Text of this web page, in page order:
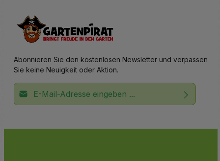
Abonnieren Sie den kostenlosen Newsletter und verpassen
Sie keine Neuigkeit oder Aktion.
E-Mail-Adresse*